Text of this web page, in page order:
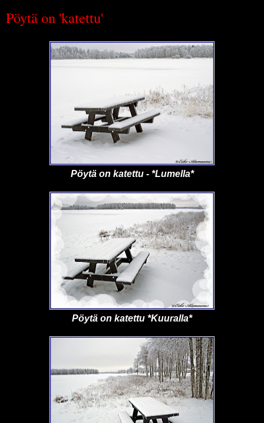
Pöytä on 'katettu'
Pöytä on katettu - *Lumella*
Pöytä on katettu *Kuuralla*